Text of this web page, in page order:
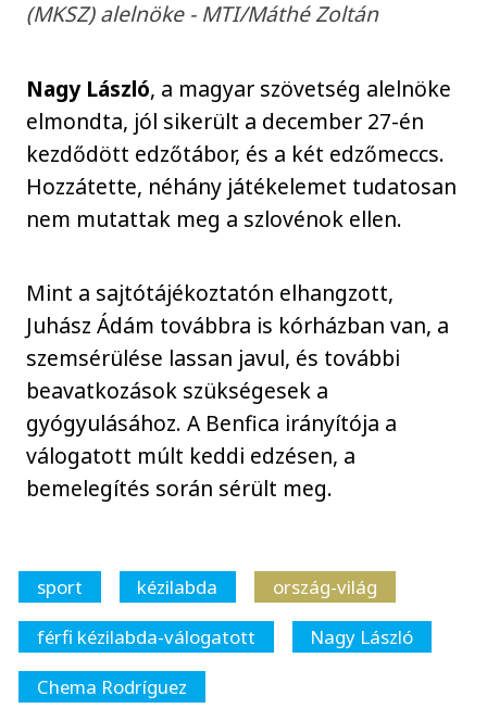
(MKSZ) alelnöke - MTI/Máthé Zoltán
Nagy László, a magyar szövetség alelnöke
elmondta, jól sikerült a december 27-én
kezdődött edzőtábor, és a két edzőmeccs.
Hozzátette, néhány játékelemet tudatosan
nem mutattak meg a szlovénok ellen.
Mint a sajtótájékoztatón elhangzott,
Juhász Ádám továbbra is kórházban van, a
szemsérülése lassan javul, és további
beavatkozások szükségesek a
gyógyulásához. A Benfica irányítója a
válogatott múlt keddi edzésen, a
bemelegítés során sérült meg.
sport kézilabda
ország-világ
férfi kézilabda-válogatott
Nagy László
Chema Rodríguez